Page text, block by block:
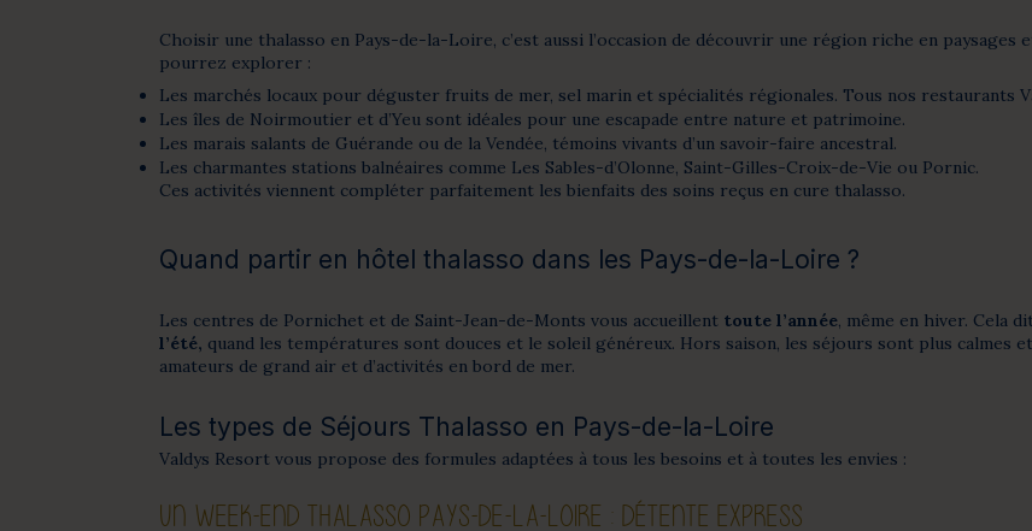
Choisir une thalasso en Pays-de-la-Loire, c’est aussi l’occasion de découvrir une région riche en paysages
pourrez explorer :
Les marchés locaux pour déguster fruits de mer, sel marin et spécialités régionales. Tous nos restaurants
Les îles de Noirmoutier et d’Yeu sont idéales pour une escapade entre nature et patrimoine.
Les marais salants de Guérande ou de la Vendée, témoins vivants d’un savoir-faire ancestral.
Les charmantes stations balnéaires comme Les Sables-d’Olonne, Saint-Gilles-Croix-de-Vie ou Pornic.
Ces activités viennent compléter parfaitement les bienfaits des soins reçus en cure thalasso.
Quand partir en hôtel thalasso dans les Pays-de-la-Loire ?
Les centres de Pornichet et de Saint-Jean-de-Monts vous accueillent toute l’année, même en hiver. Cela
l’été, quand les températures sont douces et le soleil généreux. Hors saison, les séjours sont plus calmes
amateurs de grand air et d’activités en bord de mer.
Les types de Séjours Thalasso en Pays-de-la-Loire
Valdys Resort vous propose des formules adaptées à tous les besoins et à toutes les envies :
UN WEEK-END THALASSO PAYS-DE-LA-LOIRE : DÉTENTE EXPRESS